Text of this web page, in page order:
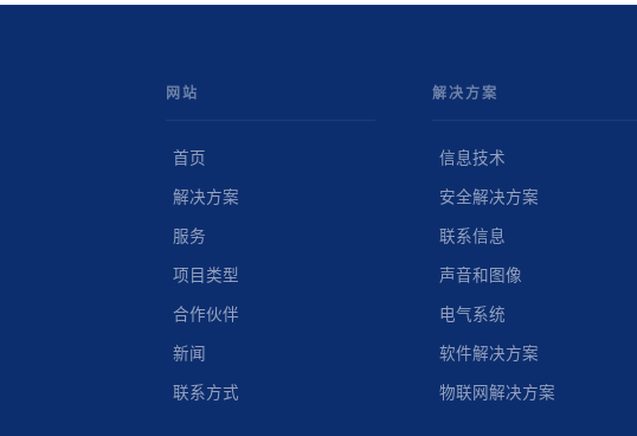
网站
首页
解决方案
服务
项目类型
合作伙伴
新闻
联系方式
解决方案
信息技术
安全解决方案
联系信息
声音和图像
电气系统
软件解决方案
物联网解决方案